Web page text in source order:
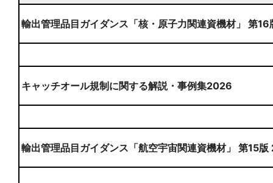
輸出管理品目ガイダンス「核・原子力関連資機材」 第
キャッチオール規制に関する解説・事例集2026
輸出管理品目ガイダンス「航空宇宙関連資機材」 第15